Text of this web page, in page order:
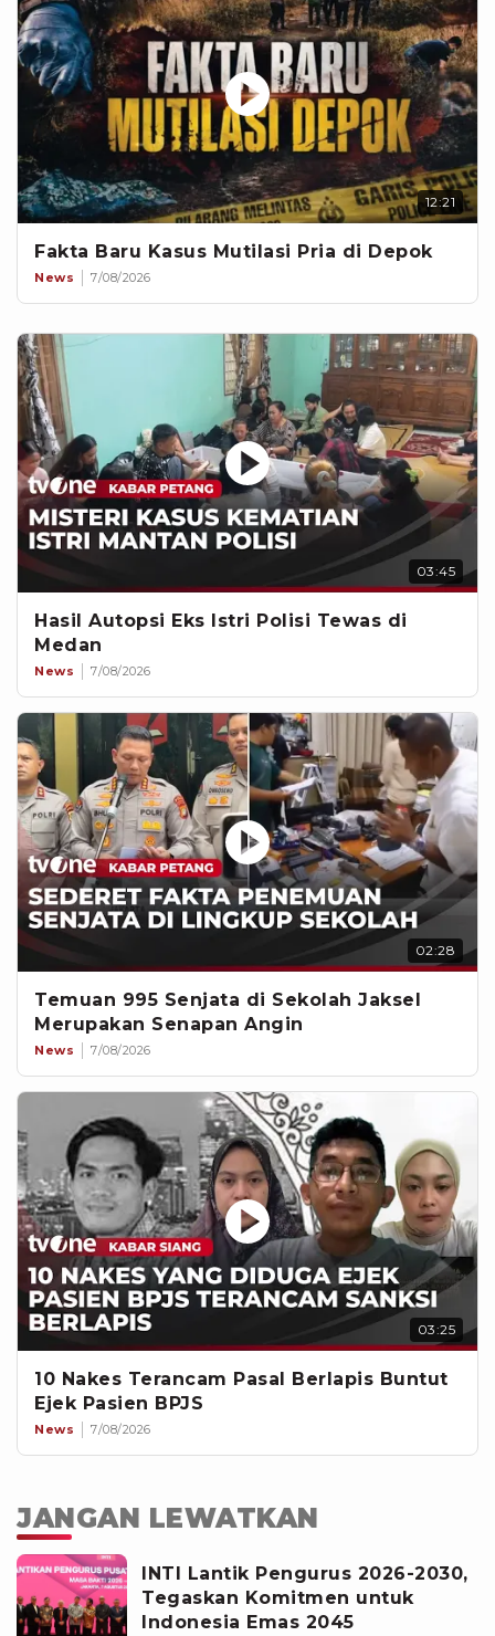
12:21
Fakta Baru Kasus Mutilasi Pria di Depok
News 7/08/2026
03:45
Hasil Autopsi Eks Istri Polisi Tewas di
Medan
News 7/08/2026
02:28
Temuan 995 Senjata di Sekolah Jaksel
Merupakan Senapan Angin
News 7/08/2026
03:25
10 Nakes Terancam Pasal Berlapis Buntut
Ejek Pasien BPJS
News 7/08/2026
JANGAN LEWATKAN
INTI Lantik Pengurus 2026-2030,
Tegaskan Komitmen untuk
Indonesia Emas 2045